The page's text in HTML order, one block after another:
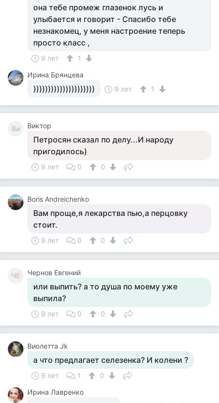
она тебе промеж глазенок лусь и
улыбается и говорит - Спасибо тебе
незнакомец, у меня настроение теперь
просто класс ,
9 лет
1
Ирина Брянцева
))))))))))))))))))))) 9 лет 1
Ви Виктор
Петросян сказал по делу...И народу
пригодилось)
9 лет 0 0
Boris Andreichenko
Вам проще,я лекарства пью,а перцовку
стоит.
9 лет 0 0
ЧЕ Чернов Евгений
или выпить? а то душа по моему уже
выпила?
9 лет 0 0
Виолетта Jk
а что предлагает селезенка? И колени ?
9 лет 1
0
Ирина Лавренко